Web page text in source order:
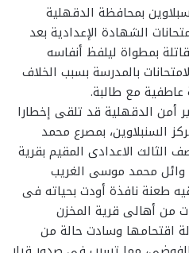
بمحافظة الدقهلية
الشهادة الإعدادية بعد
بمطواة ليلفظ أنفاسه
بالمدرسة بسبب الخلاف
عاطفية مع طالبة.
أمن الدقهلية قد تلقى إخطارا
السنبلاوين، بمصرع محمد
الاعدادى المقيم بقرية
وائل محمد موسى الغريب
طعنة نافذة أودت بحياته فى
من أهالى قرية المخزن
اقتحامها وسادت حالة من